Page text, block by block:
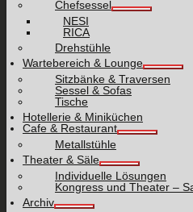
Chefsessel
NESI
RICA
Drehstühle
Wartebereich & Lounge
Sitzbänke & Traversen
Sessel & Sofas
Tische
Hotellerie & Miniküchen
Cafe & Restaurant
Metallstühle
Theater & Säle
Individuelle Lösungen
Kongress und Theater –
Archiv